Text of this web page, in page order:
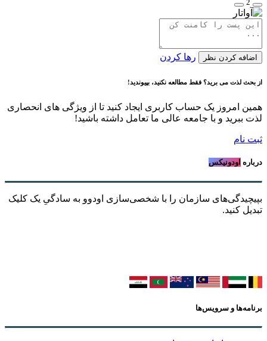
2
کردن نظر رها کردن
لذت می برید؟ فقط مطالعه نکنید، بپیوندید!
امروز یک حساب کاربری ایجاد کنید تا از ویژگی های انحصاری
ببرید و با جامعه عالی ما تعامل داشته باشید!
نام
اودونیکس
سازمان را با شخصی‌سازی اودوو به سادگیِ یک کلیک
کنید.
و سرویس‌ها